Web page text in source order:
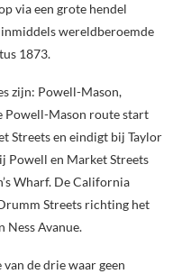
via een grote hendel
wereldberoemde
1873.
zijn: Powell-Mason,
Powell-Mason route start
Streets en eindigt bij Taylor
Powell en Market Streets
Wharf. De California
Streets richting het
Ness Avanue.
de drie waar geen